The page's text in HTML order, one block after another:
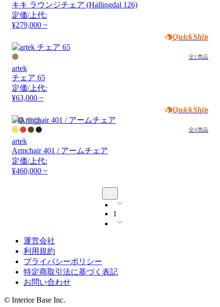
キキ ラウンジチェア (Hallingdal 126)
定価/上代:
¥279,000 ~
QuickShip
全1商品
artek
チェア 65
定価/上代:
¥63,000 ~
QuickShip
廃盤
全4商品
artek
Armchair 401 / アームチェア
定価/上代:
¥460,000 ~
1
運営会社
利用規約
プライバシーポリシー
特定商取引法に基づく表記
お問い合わせ
© Interior Base Inc.